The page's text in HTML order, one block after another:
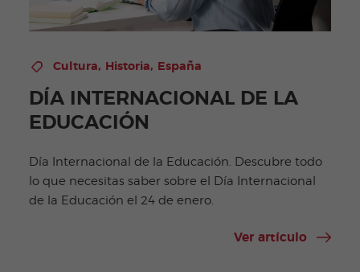
Cultura, Historia, España
DÍA INTERNACIONAL DE LA
EDUCACIÓN
Día Internacional de la Educación. Descubre todo
lo que necesitas saber sobre el Día Internacional
de la Educación el 24 de enero.
Ver artículo